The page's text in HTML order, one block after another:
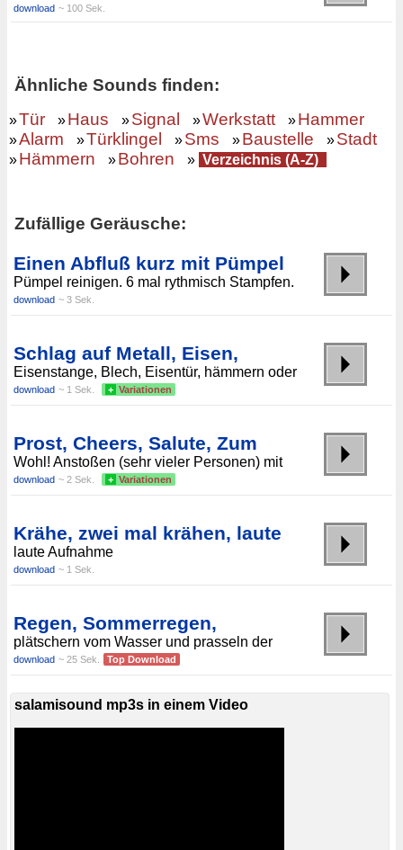
download ~ 100 Sek.
Ähnliche Sounds finden:
»Tür »Haus »Signal »Werkstatt »Hammer
»Alarm »Türklingel »Sms »Baustelle »Stadt
»Hämmern »Bohren » Verzeichnis (A-Z)
Zufällige Geräusche:
Einen Abfluß kurz mit Pümpel
Pümpel reinigen. 6 mal rythmisch Stampfen.
download ~ 3 Sek.
Schlag auf Metall, Eisen,
Eisenstange, Blech, Eisentür, hämmern oder
download ~ 1 Sek. + Variationen
Prost, Cheers, Salute, Zum
Wohl! Anstoßen (sehr vieler Personen) mit
download ~ 2 Sek. + Variationen
Krähe, zwei mal krähen, laute
laute Aufnahme
download ~ 1 Sek.
Regen, Sommerregen,
plätschern vom Wasser und prasseln der
download ~ 25 Sek. Top Download
salamisound mp3s in einem Video